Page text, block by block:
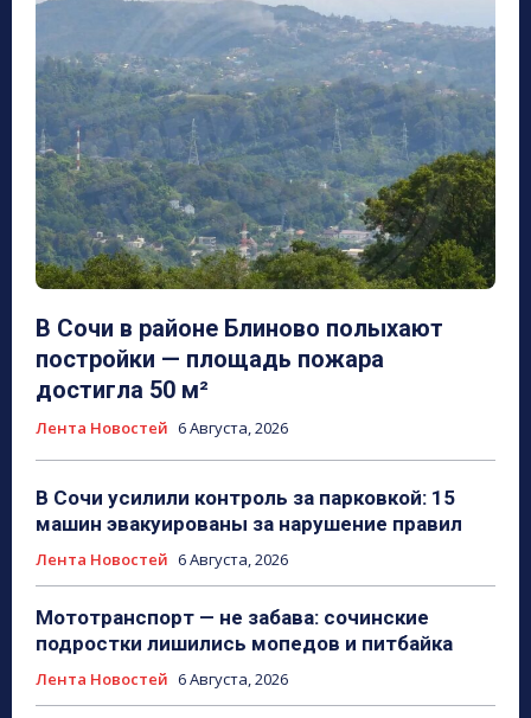
В Сочи в районе Блиново полыхают
постройки — площадь пожара
достигла 50 м²
Лента Новостей 6 Августа, 2026
В Сочи усилили контроль за парковкой: 15
машин эвакуированы за нарушение правил
Лента Новостей 6 Августа, 2026
Мототранспорт — не забава: сочинские
подростки лишились мопедов и питбайка
Лента Новостей 6 Августа, 2026